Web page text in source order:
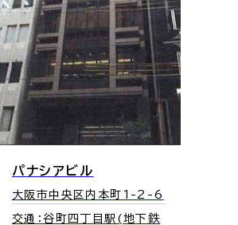
パナシアビル
大阪市中央区内本町1-2-6
交通：谷町四丁目駅(地下鉄